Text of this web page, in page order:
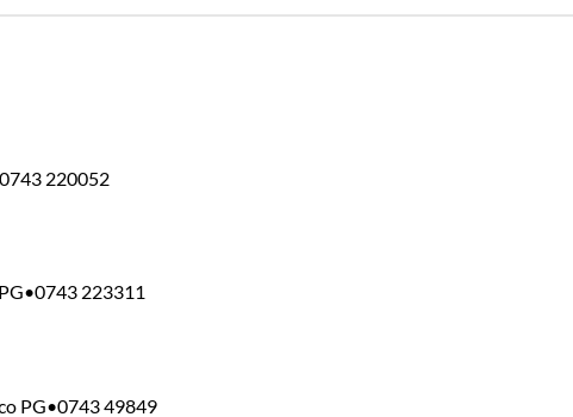
220052
223311
PG•0743 49849